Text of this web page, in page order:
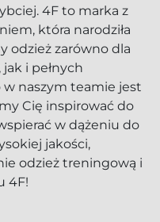
4F to marka z
która narodziła
odzież zarówno dla
i pełnych
w naszym teamie jest
Cię inspirować do
w dążeniu do
jakości,
odzież treningową i
4F!